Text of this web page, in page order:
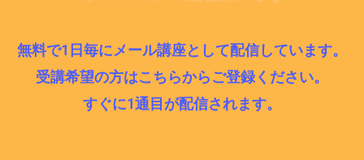
無料で1日毎にメール講座として配信しています。
受講希望の方はこちらからご登録ください。
すぐに1通目が配信されます。